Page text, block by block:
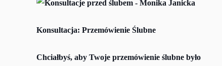
Konsultacja: Przemówienie Ślubne
Chciałbyś, aby Twoje przemówienie ślubne było